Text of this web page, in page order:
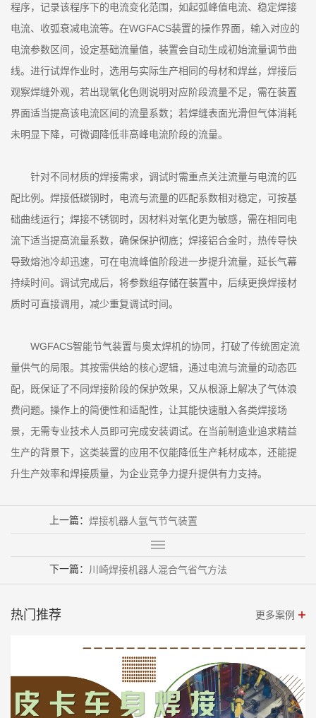
程序，记录该程序下的电流变化范围，如起弧峰值电流、稳定焊接
电流、收弧衰减电流等。在WGFACS装置的操作界面，输入对应的
电流参数区间，设定基础流量值，装置会自动生成初始流量调节曲
线。进行试焊作业时，选用与实际生产相同的母材和焊丝，焊接后
观察焊缝外观，若出现氧化色则说明对应阶段流量不足，需在装置
界面适当提高该电流区间的流量系数；若焊缝表面光滑但气体消耗
未明显下降，可微调降低非高峰电流阶段的流量。
针对不同材质的焊接需求，调试时需重点关注流量与电流的匹
配比例。焊接低碳钢时，电流与流量的匹配系数相对稳定，可按基
础曲线运行；焊接不锈钢时，因材料对氧化更为敏感，需在相同电
流下适当提高流量系数，确保保护彻底；焊接铝合金时，热传导快
导致熔池冷却迅速，可在电流峰值阶段进一步提升流量，延长气幕
持续时间。调试完成后，将参数组存储在装置中，后续更换焊接材
质时可直接调用，减少重复调试时间。
WGFACS智能节气装置与奥太焊机的协同，打破了传统固定流
量供气的局限。其按需供给的核心逻辑，通过电流与流量的动态匹
配，既保证了不同焊接阶段的保护效果，又从根源上解决了气体浪
费问题。操作上的简便性和适配性，让其能快速融入各类焊接场
景，无需专业技术人员即可完成安装调试。在当前制造业追求精益
生产的背景下，这类装置的应用不仅能降低生产耗材成本，还能提
升生产效率和焊接质量，为企业竞争力提升提供有力支持。
上一篇： 焊接机器人氩气节气装置
下一篇： 川崎焊接机器人混合气省气方法
热门推荐 更多案例